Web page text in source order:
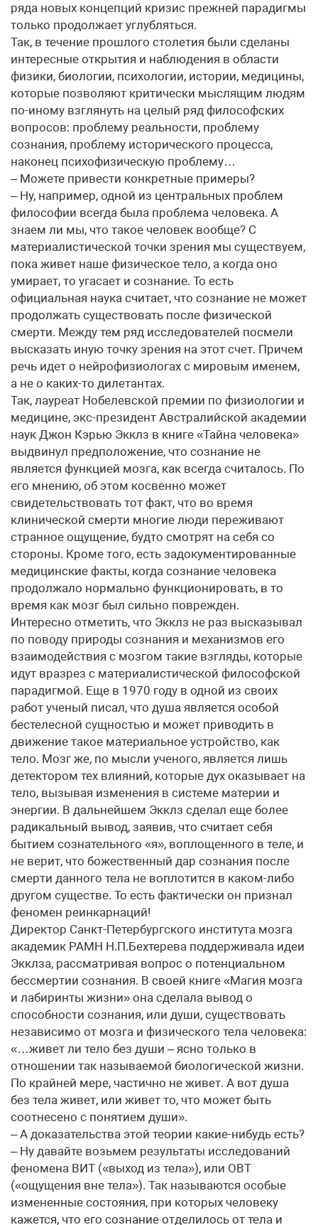
ряда новых концепций кризис прежней парадигмы
только продолжает углубляться.
Так, в течение прошлого столетия были сделаны
интересные открытия и наблюдения в области
физики, биологии, психологии, истории, медицины,
которые позволяют критически мыслящим людям
по-иному взглянуть на целый ряд философских
вопросов: проблему реальности, проблему
сознания, проблему исторического процесса,
наконец психофизическую проблему…
– Можете привести конкретные примеры?
– Ну, например, одной из центральных проблем
философии всегда была проблема человека. А
знаем ли мы, что такое человек вообще? С
материалистической точки зрения мы существуем,
пока живет наше физическое тело, а когда оно
умирает, то угасает и сознание. То есть
официальная наука считает, что сознание не может
продолжать существовать после физической
смерти. Между тем ряд исследователей посмели
высказать иную точку зрения на этот счет. Причем
речь идет о нейрофизиологах с мировым именем,
а не о каких-то дилетантах.
Так, лауреат Нобелевской премии по физиологии и
медицине, экс-президент Австралийской академии
наук Джон Кэрью Экклз в книге «Тайна человека»
выдвинул предположение, что сознание не
является функцией мозга, как всегда считалось. По
его мнению, об этом косвенно может
свидетельствовать тот факт, что во время
клинической смерти многие люди переживают
странное ощущение, будто смотрят на себя со
стороны. Кроме того, есть задокументированные
медицинские факты, когда сознание человека
продолжало нормально функционировать, в то
время как мозг был сильно поврежден.
Интересно отметить, что Экклз не раз высказывал
по поводу природы сознания и механизмов его
взаимодействия с мозгом такие взгляды, которые
идут вразрез с материалистической философской
парадигмой. Еще в 1970 году в одной из своих
работ ученый писал, что душа является особой
бестелесной сущностью и может приводить в
движение такое материальное устройство, как
тело. Мозг же, по мысли ученого, является лишь
детектором тех влияний, которые дух оказывает на
тело, вызывая изменения в системе материи и
энергии. В дальнейшем Экклз сделал еще более
радикальный вывод, заявив, что считает себя
бытием сознательного «я», воплощенного в теле, и
не верит, что божественный дар сознания после
смерти данного тела не воплотится в каком-либо
другом существе. То есть фактически он признал
феномен реинкарнаций!
Директор Санкт-Петербургского института мозга
академик РАМН Н.П.Бехтерева поддерживала идеи
Экклза, рассматривая вопрос о потенциальном
бессмертии сознания. В своей книге «Магия мозга
и лабиринты жизни» она сделала вывод о
способности сознания, или души, существовать
независимо от мозга и физического тела человека:
«…живет ли тело без души – ясно только в
отношении так называемой биологической жизни.
По крайней мере, частично не живет. А вот душа
без тела живет, или живет то, что может быть
соотнесено с понятием души».
– А доказательства этой теории какие-нибудь есть?
– Ну давайте возьмем результаты исследований
феномена ВИТ («выход из тела»), или ОВТ
(«ощущения вне тела»). Так называются особые
измененные состояния, при которых человеку
кажется, что его сознание отделилось от тела и